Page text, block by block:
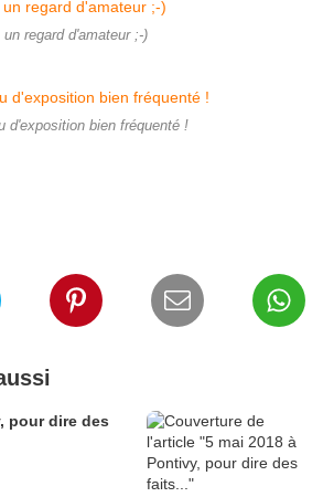
un regard d'amateur ;-)
d'exposition bien fréquenté !
pour dire des